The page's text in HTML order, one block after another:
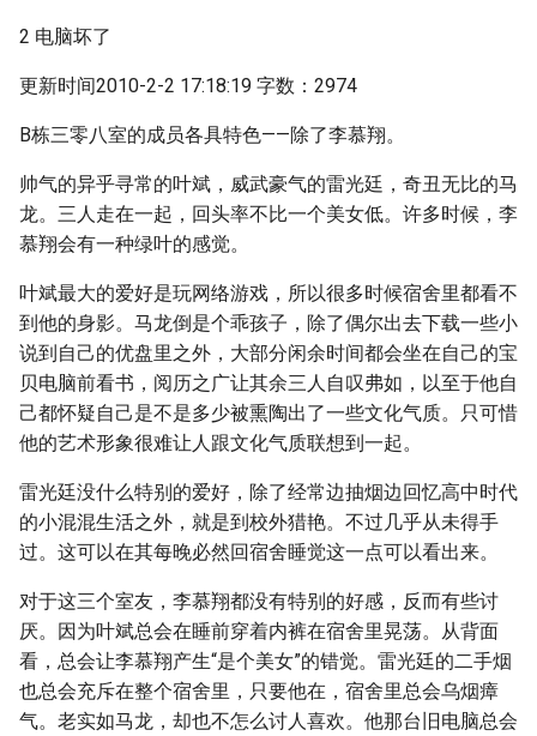
2 电脑坏了
更新时间2010-2-2 17:18:19 字数：2974
B栋三零八室的成员各具特色——除了李慕翔。
帅气的异乎寻常的叶斌，威武豪气的雷光廷，奇丑无比的马
龙。三人走在一起，回头率不比一个美女低。许多时候，李
慕翔会有一种绿叶的感觉。
叶斌最大的爱好是玩网络游戏，所以很多时候宿舍里都看不
到他的身影。马龙倒是个乖孩子，除了偶尔出去下载一些小
说到自己的优盘里之外，大部分闲余时间都会坐在自己的宝
贝电脑前看书，阅历之广让其余三人自叹弗如，以至于他自
己都怀疑自己是不是多少被熏陶出了一些文化气质。只可惜
他的艺术形象很难让人跟文化气质联想到一起。
雷光廷没什么特别的爱好，除了经常边抽烟边回忆高中时代
的小混混生活之外，就是到校外猎艳。不过几乎从未得手
过。这可以在其每晚必然回宿舍睡觉这一点可以看出来。
对于这三个室友，李慕翔都没有特别的好感，反而有些讨
厌。因为叶斌总会在睡前穿着内裤在宿舍里晃荡。从背面
看，总会让李慕翔产生“是个美女”的错觉。雷光廷的二手烟
也总会充斥在整个宿舍里，只要他在，宿舍里总会乌烟瘴
气。老实如马龙，却也不怎么讨人喜欢。他那台旧电脑总会